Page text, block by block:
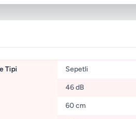
Tipi Sepetli
46 dB
60 cm